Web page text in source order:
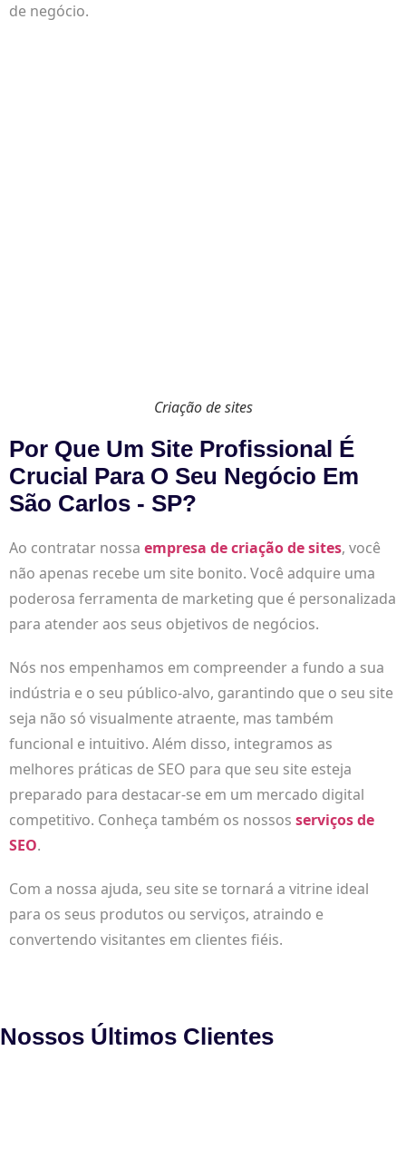
Criação de sites
de negócio.
Por Que Um Site Profissional É
Crucial Para O Seu Negócio Em
São Carlos - SP?
Ao contratar nossa empresa de criação de sites, você
não apenas recebe um site bonito. Você adquire uma
poderosa ferramenta de marketing que é personalizada
para atender aos seus objetivos de negócios.
Nós nos empenhamos em compreender a fundo a sua
indústria e o seu público-alvo, garantindo que o seu site
seja não só visualmente atraente, mas também
funcional e intuitivo. Além disso, integramos as
melhores práticas de SEO para que seu site esteja
preparado para destacar-se em um mercado digital
competitivo. Conheça também os nossos serviços de
SEO.
Com a nossa ajuda, seu site se tornará a vitrine ideal
para os seus produtos ou serviços, atraindo e
convertendo visitantes em clientes fiéis.
Nossos Últimos Clientes